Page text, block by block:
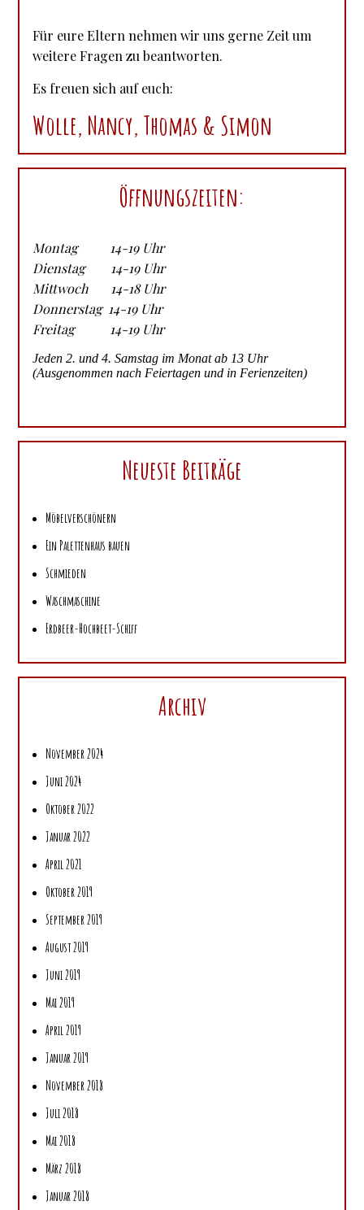
Für eure Eltern nehmen wir uns gerne Zeit um
weitere Fragen zu beantworten.
Es freuen sich auf euch:
Wolle, Nancy, Thomas & Simon
Öffnungszeiten:
Montag 14-19 Uhr
Dienstag 14-19 Uhr
Mittwoch 14-18 Uhr
Donnerstag 14-19 Uhr
Freitag 14-19 Uhr
Jeden 2. und 4. Samstag im Monat ab 13 Uhr
(Ausgenommen nach Feiertagen und in Ferienzeiten)
Neueste Beiträge
Möbelverschönern
Ein Palettenhaus bauen
Schmieden
Waschmaschine
Erdbeer-Hochbeet-Schiff
Archiv
November 2024
Juni 2024
Oktober 2022
Januar 2022
April 2021
Oktober 2019
September 2019
August 2019
Juni 2019
Mai 2019
April 2019
Januar 2019
November 2018
Juli 2018
Mai 2018
März 2018
Januar 2018